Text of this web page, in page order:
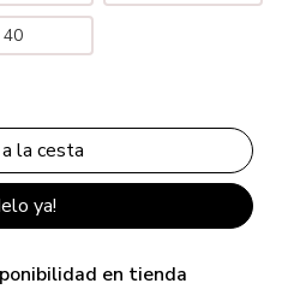
40
ya!
en tienda